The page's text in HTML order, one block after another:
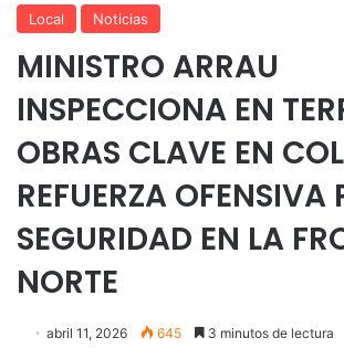
Local Noticias
MINISTRO ARRAU
INSPECCIONA EN
OBRAS CLAVE EN
REFUERZA OFENSIVA
SEGURIDAD EN LA
NORTE
abril 11, 2026 645 3 minutos de lectura